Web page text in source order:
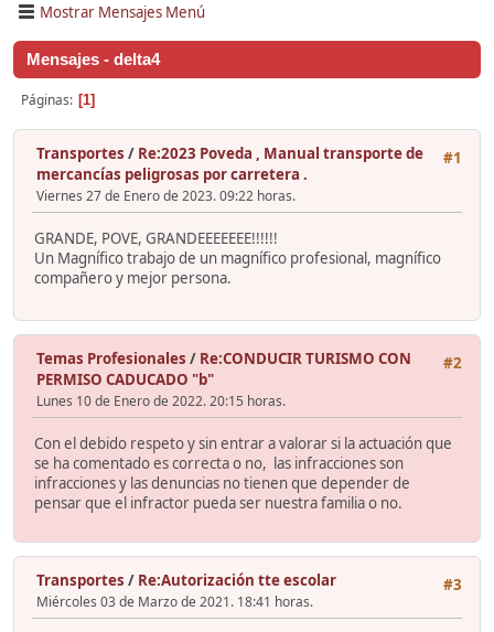
Mostrar Mensajes Menú
Mensajes - delta4
Páginas 1
#1
Transportes / Re:2023 Poveda , Manual transporte de
mercancías peligrosas por carretera .
Viernes 27 de Enero de 2023. 09:22 horas.
GRANDE, POVE, GRANDEEEEEEE!!!!!!
Un Magnífico trabajo de un magnífico profesional, magnífico
compañero y mejor persona.
#2
Temas Profesionales / Re:CONDUCIR TURISMO CON
PERMISO CADUCADO "b"
Lunes 10 de Enero de 2022. 20:15 horas.
Con el debido respeto y sin entrar a valorar si la actuación que
se ha comentado es correcta o no, las infracciones son
infracciones y las denuncias no tienen que depender de
pensar que el infractor pueda ser nuestra familia o no.
#3
Transportes / Re:Autorización tte escolar
Miércoles 03 de Marzo de 2021. 18:41 horas.